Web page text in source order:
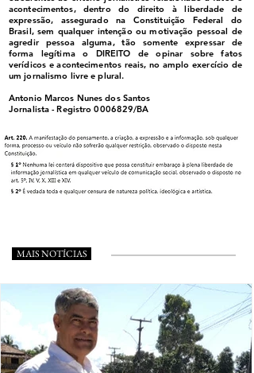
acontecimentos, dentro do direito à liberdade de
expressão, assegurado na Constituição Federal do
Brasil, sem qualquer intenção ou motivação pessoal de
agredir pessoa alguma, tão somente expressar de
forma legítima o DIREITO de opinar sobre fatos
verídicos e acontecimentos reais, no amplo exercício de
um jornalismo livre e plural.
Antonio Marcos Nunes dos Santos
Jornalista - Registro0006829/BA
MAIS NOTÍCIAS